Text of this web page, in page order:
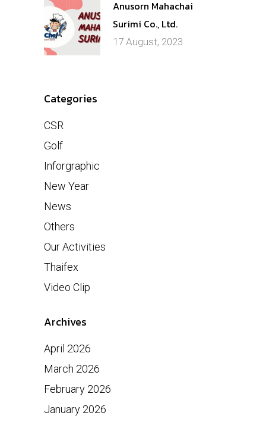
Anusorn Mahachai
Surimi Co., Ltd.
17 August, 2023
Categories
CSR
Golf
Inforgraphic
New Year
News
Others
Our Activities
Thaifex
Video Clip
Archives
April 2026
March 2026
February 2026
January 2026